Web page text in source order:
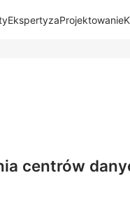
EkspertyzaProjektowanie
centrów